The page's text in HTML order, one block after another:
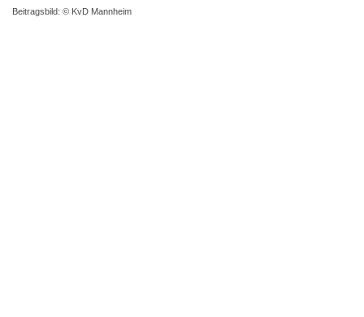
Beitragsbild: © KvD Mannheim